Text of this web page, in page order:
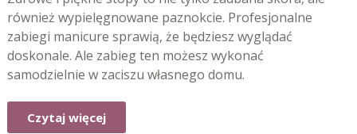
również wypielęgnowane paznokcie. Profesjonalne
zabiegi manicure sprawią, że będziesz wyglądać
doskonale. Ale zabieg ten możesz wykonać
samodzielnie w zaciszu własnego domu.
Czytaj więcej